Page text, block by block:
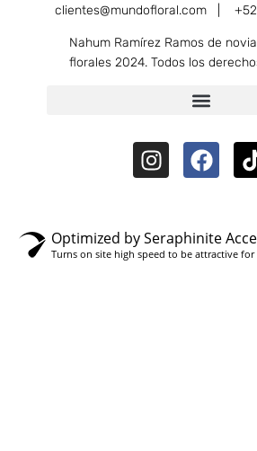
clientes@mundofloral.com |
Nahum Ramírez Ramos de
florales 2024. Todos los
Optimized by Seraphinite
Turns on site high speed to be attractive for